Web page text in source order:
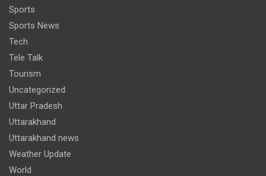
Sports
Sports News
Tech
Tele Talk
Tourism
Uncategorized
Uttar Pradesh
Uttarakhand
Uttarakhand news
Weather Update
World